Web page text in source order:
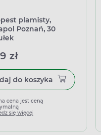
plamisty,
Poznań, 30
zł
Dodaj do koszyka
cena jest ceną
się więcej